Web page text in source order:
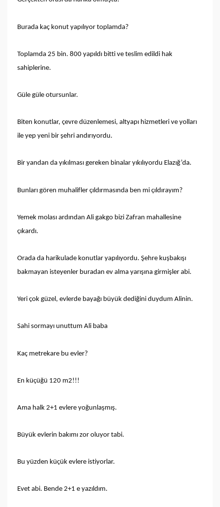
Burada kaç konut yapılıyor toplamda?
Toplamda 25 bin. 800 yapıldı bitti ve teslim edildi hak
sahiplerine.
Güle güle otursunlar.
Biten konutlar, çevre düzenlemesi, altyapı hizmetleri ve yolları
ile yep yeni bir şehri andırıyordu.
Bir yandan da yıkılması gereken binalar yıkılıyordu Elazığ’da.
Bunları gören muhalifler çıldırmasında ben mi çıldırayım?
Yemek molası ardından Ali gakgo bizi Zafran mahallesine
çıkardı.
Orada da harikulade konutlar yapılıyordu. Şehre kuşbakışı
bakmayan isteyenler buradan ev alma yarışına girmişler abi.
Yeri çok güzel, evlerde bayağı büyük dediğini duydum Alinin.
Sahi sormayı unuttum Ali baba
Kaç metrekare bu evler?
En küçüğü 120 m2!!!
Ama halk 2+1 evlere yoğunlaşmış.
Büyük evlerin bakımı zor oluyor tabi.
Bu yüzden küçük evlere istiyorlar.
Evet abi. Bende 2+1 e yazıldım.